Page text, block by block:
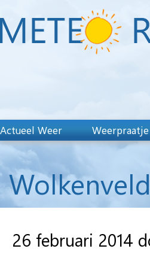
Actueel Weer Weerpraatje
26 februari 2014